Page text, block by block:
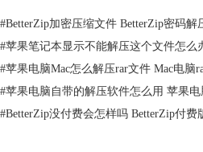
#BetterZip加密压缩文件 BetterZip密码解
#苹果笔记本显示不能解压这个文件怎么
#苹果电脑Mac怎么解压rar文件 Mac电脑
#苹果电脑自带的解压软件怎么用 苹果
#BetterZip没付费会怎样吗 BetterZip付费